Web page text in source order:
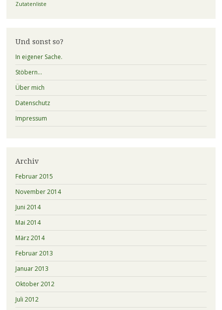
Zutatenliste
Und sonst so?
In eigener Sache.
Stöbern…
Über mich
Datenschutz
Impressum
Archiv
Februar 2015
November 2014
Juni 2014
Mai 2014
März 2014
Februar 2013
Januar 2013
Oktober 2012
Juli 2012